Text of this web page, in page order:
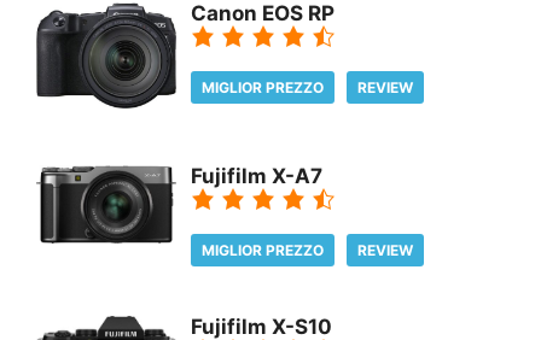
Canon EOS RP
MIGLIOR PREZZO REVIEW
Fujifilm X-A7
MIGLIOR PREZZO REVIEW
Fujifilm X-S10